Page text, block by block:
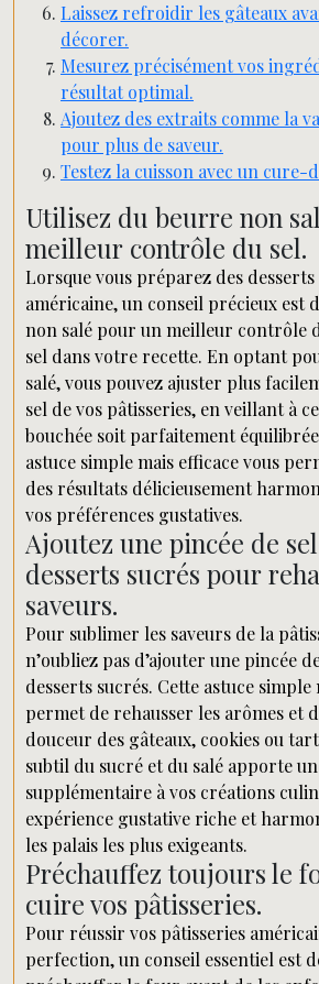
Laissez refroidir les gâteaux
décorer.
Mesurez précisément vos
résultat optimal.
Ajoutez des extraits comme la
pour plus de saveur.
Testez la cuisson avec un cure-
Utilisez du beurre non
meilleur contrôle du sel.
Lorsque vous préparez des
américaine, un conseil précieux est
non salé pour un meilleur contrôle
sel dans votre recette. En optant
salé, vous pouvez ajuster plus
sel de vos pâtisseries, en veillant à
bouchée soit parfaitement
astuce simple mais efficace vous
des résultats délicieusement
vos préférences gustatives.
Ajoutez une pincée de
desserts sucrés pour
saveurs.
Pour sublimer les saveurs de la
n’oubliez pas d’ajouter une pincée
desserts sucrés. Cette astuce simple
permet de rehausser les arômes et
douceur des gâteaux, cookies ou
subtil du sucré et du salé apporte
supplémentaire à vos créations
expérience gustative riche et
les palais les plus exigeants.
Préchauffez toujours le
cuire vos pâtisseries.
Pour réussir vos pâtisseries
perfection, un conseil essentiel est